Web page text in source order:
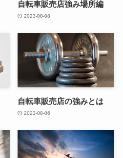
自転車販売店強み場所編
2023-08-08
自転車販売店の強みとは
2023-08-06